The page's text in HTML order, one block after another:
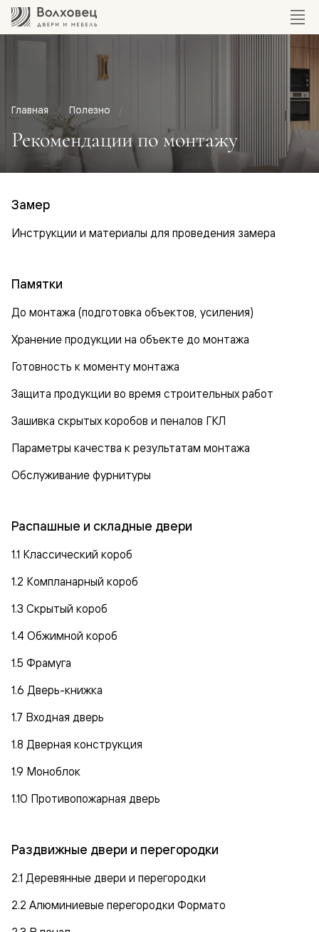
Главная Полезно
Рекомендации по монтажу
Замер
Инструкции и материалы для проведения замера
Памятки
До монтажа (подготовка объектов, усиления)
Хранение продукции на объекте до монтажа
Готовность к моменту монтажа
Защита продукции во время строительных работ
Зашивка скрытых коробов и пеналов ГКЛ
Параметры качества к результатам монтажа
Обслуживание фурнитуры
Распашные и складные двери
1.1 Классический короб
1.2 Компланарный короб
1.3 Скрытый короб
1.4 Обжимной короб
1.5 Фрамуга
1.6 Дверь-книжка
1.7 Входная дверь
1.8 Дверная конструкция
1.9 Моноблок
1.10 Противопожарная дверь
Раздвижные двери и перегородки
2.1 Деревянные двери и перегородки
2.2 Алюминиевые перегородки Формато